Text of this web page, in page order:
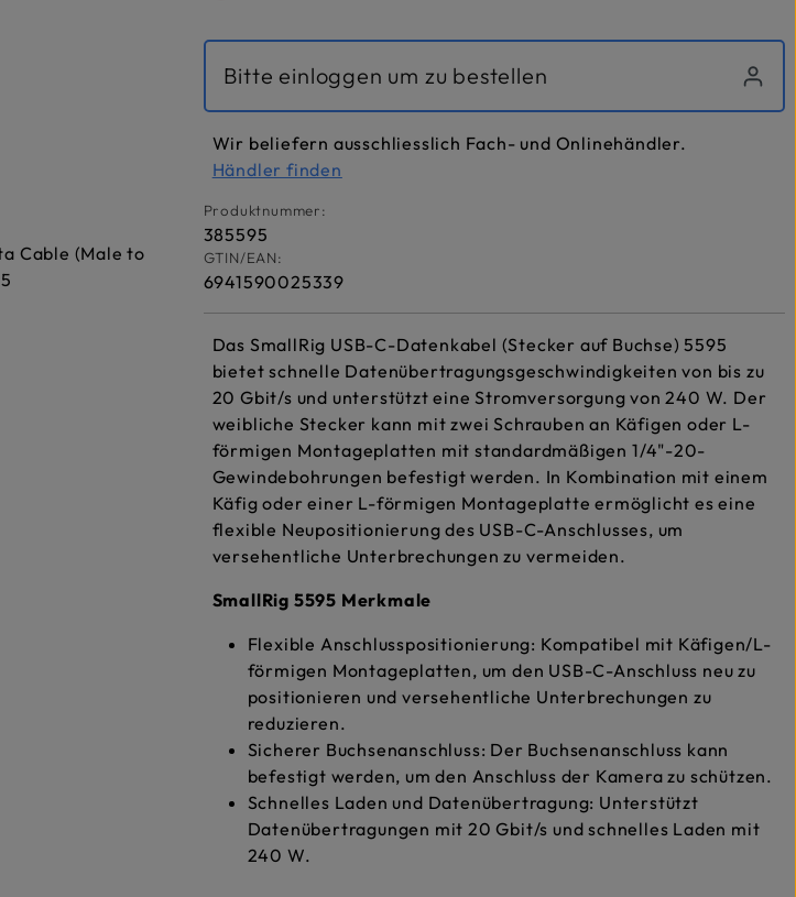
Bitte einloggen um zu bestellen
Wir beliefern ausschliesslich Fach- und Onlinehändler.
Händler finden
Produktnummer:
385595
GTIN/EAN:
6941590025339
Das SmallRig USB-C-Datenkabel (Stecker auf Buchse) 5595
bietet schnelle Datenübertragungsgeschwindigkeiten von bis zu
20 Gbit/s und unterstützt eine Stromversorgung von 240 W. Der
weibliche Stecker kann mit zwei Schrauben an Käfigen oder L-
förmigen Montageplatten mit standardmäßigen 1/4"-20-
Gewindebohrungen befestigt werden. In Kombination mit einem
Käfig oder einer L-förmigen Montageplatte ermöglicht es eine
flexible Neupositionierung des USB-C-Anschlusses, um
versehentliche Unterbrechungen zu vermeiden.
SmallRig 5595 Merkmale
Flexible Anschlusspositionierung: Kompatibel mit Käfigen/L-
förmigen Montageplatten, um den USB-C-Anschluss neu zu
positionieren und versehentliche Unterbrechungen zu
reduzieren.
Sicherer Buchsenanschluss: Der Buchsenanschluss kann
befestigt werden, um den Anschluss der Kamera zu schützen.
Schnelles Laden und Datenübertragung: Unterstützt
Datenübertragungen mit 20 Gbit/s und schnelles Laden mit
240 W.